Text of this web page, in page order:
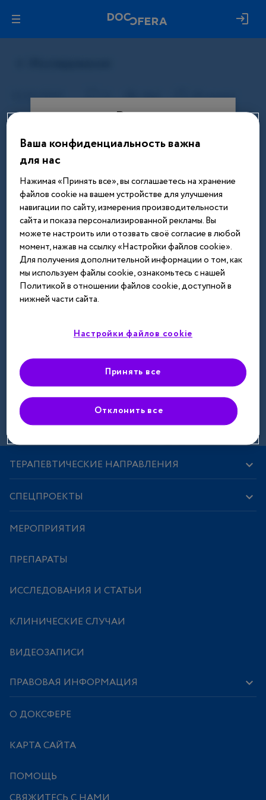
Вход
Этот материал доступен только
после авторизации. Войдите или
зарегистрируйтесь, чтобы получить
доступ ко всем материалам сайта
Введите телефон или email
Далее
Зарегистрироваться
ТЕРАПЕВТИЧЕСКИЕ НАПРАВЛЕНИЯ
СПЕЦПРОЕКТЫ
МЕРОПРИЯТИЯ
ПРЕПАРАТЫ
ИССЛЕДОВАНИЯ И СТАТЬИ
КЛИНИЧЕСКИЕ СЛУЧАИ
ВИДЕОЗАПИСИ
ПРАВОВАЯ ИНФОРМАЦИЯ
О ДОКСФЕРЕ
КАРТА САЙТА
ПОМОЩЬ
Ваша конфиденциальность важна
для нас
Нажимая «Принять все», вы соглашаетесь на хранение
файлов cookie на вашем устройстве для улучшения
навигации по сайту, измерения производительности
сайта и показа персонализированной рекламы. Вы
можете настроить или отозвать своё согласие в любой
момент, нажав на ссылку «Настройки файлов cookie».
Для получения дополнительной информации о том, как
мы используем файлы cookie, ознакомьтесь с нашей
Политикой в отношении файлов cookie, доступной в
нижней части сайта.
Настройки файлов cookie
Отклонить все
Принять все